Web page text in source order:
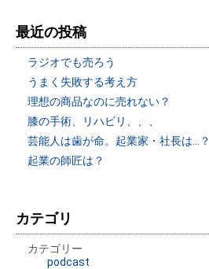
最近の投稿
ラジオでも売ろう
うまく失敗する考え方
理想の商品なのに売れない？
膝の手術、リハビリ、、、
芸能人は歯が命。起業家・社長は…？
起業の師匠は？
カテゴリ
カテゴリー
podcast